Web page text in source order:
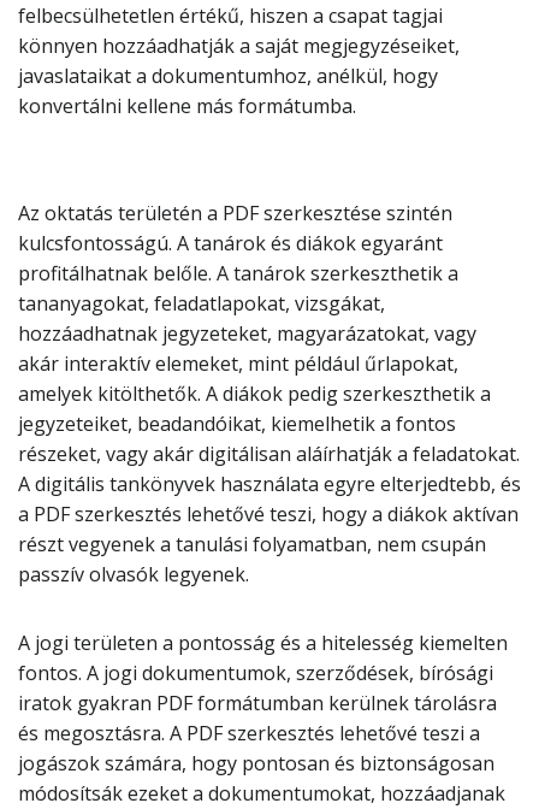
felbecsülhetetlen értékű, hiszen a csapat tagjai
könnyen hozzáadhatják a saját megjegyzéseiket,
javaslataikat a dokumentumhoz, anélkül, hogy
konvertálni kellene más formátumba.
Az oktatás területén a PDF szerkesztése szintén
kulcsfontosságú. A tanárok és diákok egyaránt
profitálhatnak belőle. A tanárok szerkeszthetik a
tananyagokat, feladatlapokat, vizsgákat,
hozzáadhatnak jegyzeteket, magyarázatokat, vagy
akár interaktív elemeket, mint például űrlapokat,
amelyek kitölthetők. A diákok pedig szerkeszthetik a
jegyzeteiket, beadandóikat, kiemelhetik a fontos
részeket, vagy akár digitálisan aláírhatják a feladatokat.
A digitális tankönyvek használata egyre elterjedtebb, és
a PDF szerkesztés lehetővé teszi, hogy a diákok aktívan
részt vegyenek a tanulási folyamatban, nem csupán
passzív olvasók legyenek.
A jogi területen a pontosság és a hitelesség kiemelten
fontos. A jogi dokumentumok, szerződések, bírósági
iratok gyakran PDF formátumban kerülnek tárolásra
és megosztásra. A PDF szerkesztés lehetővé teszi a
jogászok számára, hogy pontosan és biztonságosan
módosítsák ezeket a dokumentumokat, hozzáadjanak